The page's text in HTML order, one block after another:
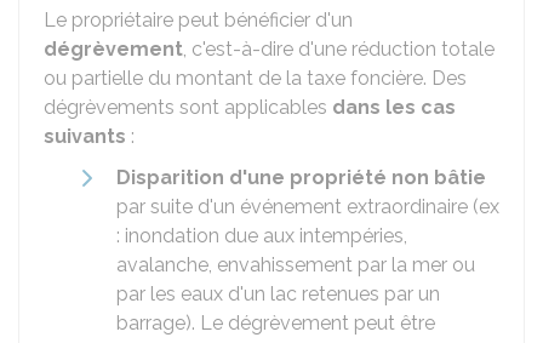
Le propriétaire peut bénéficier d'un
dégrèvement, c'est-à-dire d'une réduction totale
ou partielle du montant de la taxe foncière. Des
dégrèvements sont applicables dans les cas
suivants :
Disparition d'une propriété non bâtie
par suite d'un événement extraordinaire (ex
: inondation due aux intempéries,
avalanche, envahissement par la mer ou
par les eaux d'un lac retenues par un
barrage). Le dégrèvement peut être